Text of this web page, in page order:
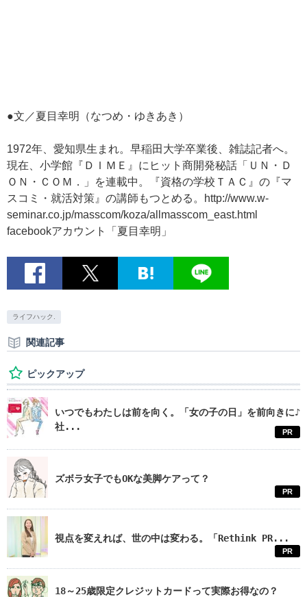
●文／夏目幸明（なつめ・ゆきあき）
1972年、愛知県生まれ。早稲田大学卒業後、雑誌記者へ。
現在、小学館『ＤＩＭＥ』にヒット商開発秘話「ＵＮ・Ｄ
ＯＮ・ＣＯＭ．」を連載中。『資格の学校ＴＡＣ』の『マ
スコミ・就活対策』の講師もつとめる。http://www.w-
seminar.co.jp/masscom/koza/allmasscom_east.html
facebookアカウント「夏目幸明」
ライフハック.
関連記事
ピックアップ
いつでもわたしは前を向く。「女の子の日」を前向きに♪
社...
PR
ズボラ女子でもOKな美脚ケアって？
PR
視点を変えれば、世の中は変わる。「Rethink PR...
PR
18～25歳限定クレジットカードって実際お得なの？